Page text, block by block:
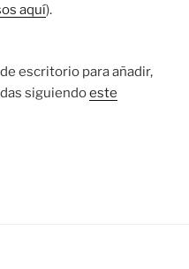
aquí).
escritorio para añadir,
siguiendoeste